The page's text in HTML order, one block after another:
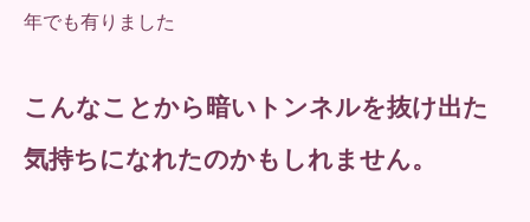
年でも有りました
こんなことから暗いトンネルを抜け出た
気持ちになれたのかもしれません。